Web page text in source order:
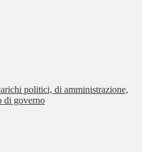
politici, di amministrazione,
di governo